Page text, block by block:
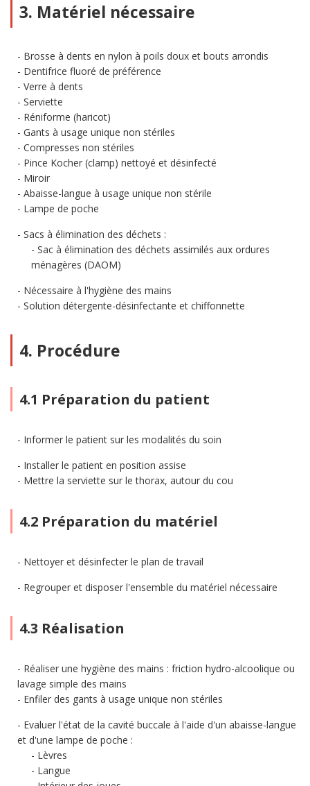
3. Matériel nécessaire
Brosse à dents en nylon à poils doux et bouts arrondis
Dentifrice fluoré de préférence
Verre à dents
Serviette
Réniforme (haricot)
Gants à usage unique non stériles
Compresses non stériles
Pince Kocher (clamp) nettoyé et désinfecté
Miroir
Abaisse-langue à usage unique non stérile
Lampe de poche
Sacs à élimination des déchets :
Sac à élimination des déchets assimilés aux ordures
ménagères (DAOM)
Nécessaire à l'hygiène des mains
Solution détergente-désinfectante et chiffonnette
4. Procédure
4.1 Préparation du patient
Informer le patient sur les modalités du soin
Installer le patient en position assise
Mettre la serviette sur le thorax, autour du cou
4.2 Préparation du matériel
Nettoyer et désinfecter le plan de travail
Regrouper et disposer l'ensemble du matériel nécessaire
4.3 Réalisation
Réaliser une hygiène des mains : friction hydro-alcoolique ou
lavage simple des mains
Enfiler des gants à usage unique non stériles
Evaluer l'état de la cavité buccale à l'aide d'un abaisse-langue
et d'une lampe de poche :
Lèvres
Langue